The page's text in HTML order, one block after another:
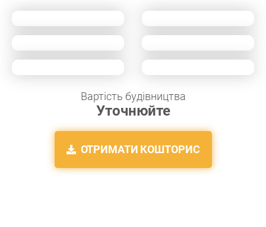
Вартість будівництва
Уточнюйте
ОТРИМАТИ КОШТОРИС